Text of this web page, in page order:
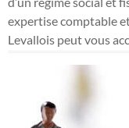
expertise comptable
Levallois peut vous